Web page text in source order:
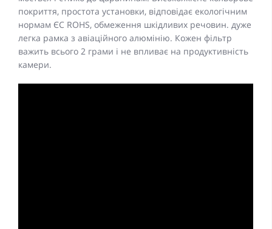
покриття, простота установки, відповідає екологічним
нормам ЄС ROHS, обмеження шкідливих речовин. дуже
легка рамка з авіаційного алюмінію. Кожен фільтр
важить всього 2 грами і не впливає на продуктивність
камери.